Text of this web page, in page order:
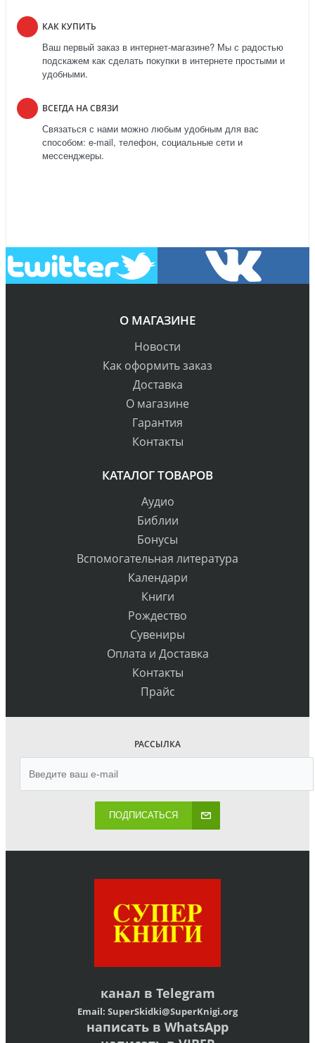
КАК КУПИТЬ
Ваш первый заказ в интернет-магазине? Мы с радостью
подскажем как сделать покупки в интернете простыми и
удобными.
ВСЕГДА НА СВЯЗИ
Связаться с нами можно любым удобным для вас
способом: e-mail, телефон, социальные сети и
мессенджеры.
О МАГАЗИНЕ
Новости
Как оформить заказ
Доставка
О магазине
Гарантия
Контакты
КАТАЛОГ ТОВАРОВ
Аудио
Библии
Бонусы
Вспомогательная литература
Календари
Книги
Рождество
Сувениры
Оплата и Доставка
Контакты
Прайс
РАССЫЛКА
ПОДПИСАТЬСЯ
канал в Telegram
Email: SuperSkidki@SuperKnigi.org
написать в WhatsApp